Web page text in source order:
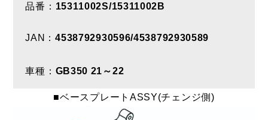
品番： 15311002S/15311002B
JAN：4538792930596/4538792930589
車種： GB350 21～22
■ベースプレートASSY(チェンジ側)